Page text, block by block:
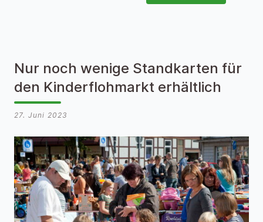
Nur noch wenige Standkarten für
den Kinderflohmarkt erhältlich
27. Juni 2023